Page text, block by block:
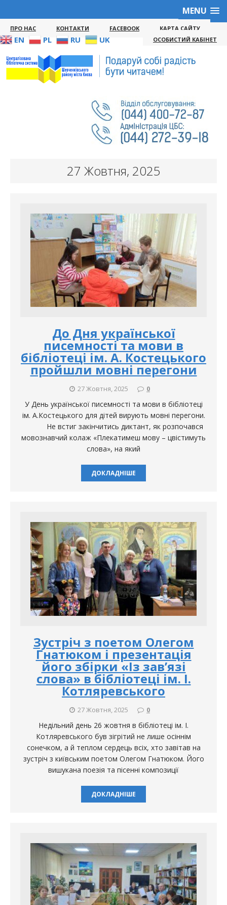
MENU
ПРО НАС КОНТАКТИ FACEBOOK КАРТА САЙТУ
EN PL RU UK ОСОБИСТИЙ КАБІНЕТ
27 Жовтня, 2025
До Дня української
писемності та мови в
бібліотеці ім. А. Костецького
пройшли мовні перегони
27 Жовтня, 2025 0
У День української писемності та мови в бібліотеці
ім. А.Костецького для дітей вирують мовні перегони.
Не встиг закінчитись диктант, як розпочався
мовознавчий колаж «Плекатимеш мову – цвістимуть
слова», на який
ДОКЛАДНІШЕ
Зустріч з поетом Олегом
Гнатюком і презентація
його збірки «Із зав’язі
слова» в бібліотеці ім. І.
Котляревського
27 Жовтня, 2025 0
Недільний день 26 жовтня в бібліотеці ім. І.
Котляревського був зігрітий не лише осіннім
сонечком, а й теплом сердець всіх, хто завітав на
зустріч з київським поетом Олегом Гнатюком. Його
вишукана поезія та пісенні композиції
ДОКЛАДНІШЕ